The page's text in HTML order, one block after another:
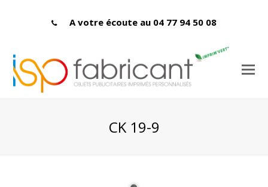
A votre écoute au 04 77 94 50 08
CK 19-9